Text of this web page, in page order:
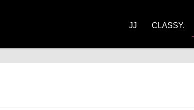
JJ CLASSY.